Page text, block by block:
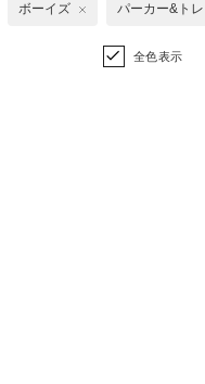
ボーイズ パーカー&ト
全色表示